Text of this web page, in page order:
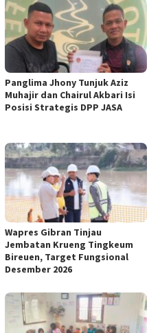
Panglima Jhony Tunjuk Aziz
Muhajir dan Chairul Akbari Isi
Posisi Strategis DPP JASA
Wapres Gibran Tinjau
Jembatan Krueng Tingkeum
Bireuen, Target Fungsional
Desember 2026